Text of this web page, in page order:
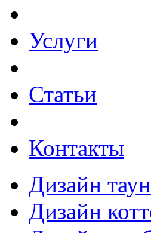
Услуги
Статьи
Контакты
Дизайн
Дизайн